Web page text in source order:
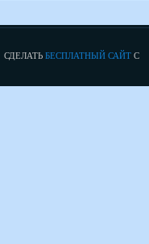
СДЕЛАТЬ БЕСПЛАТНЫЙ САЙТ С